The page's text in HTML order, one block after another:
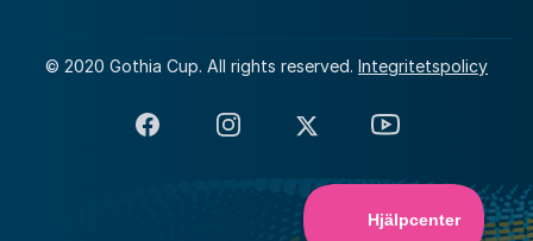
© 2020 Gothia Cup. All rights reserved. Integritetspolicy
FacebookInstagram
X YouTube